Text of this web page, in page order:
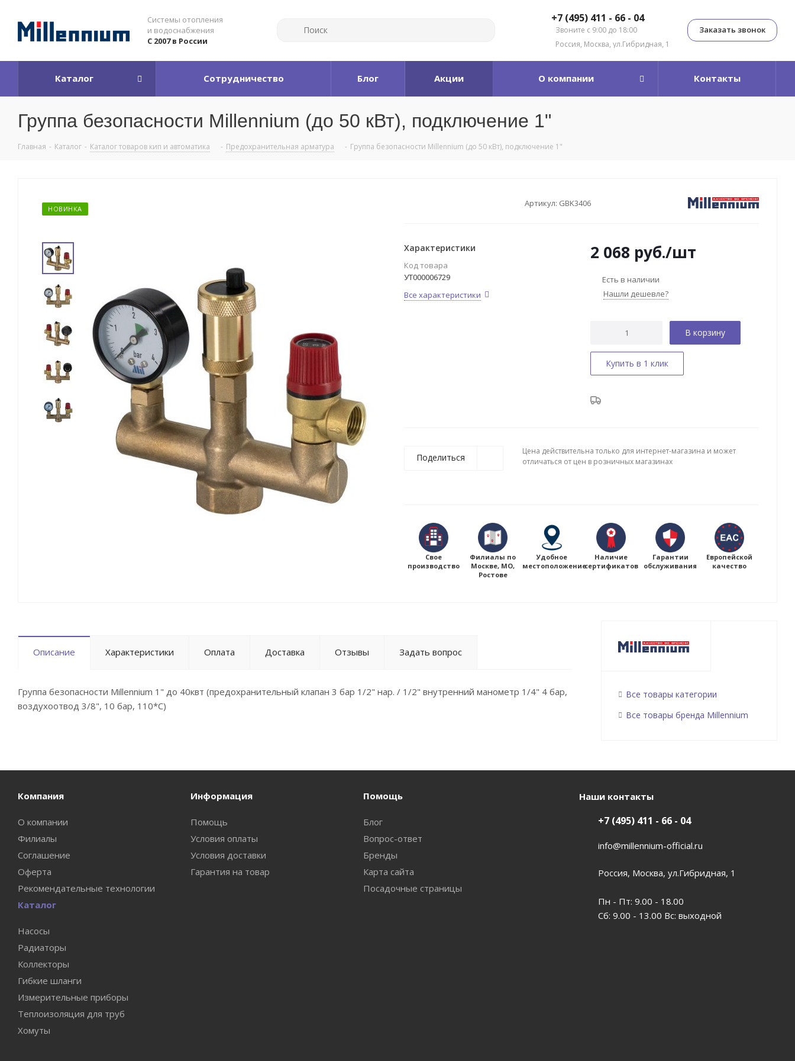
Системы отопления
и водоснабжения
С 2007 в России
+7 (495) 411 - 66 - 04
Звоните с 9:00 до 18:00
Россия, Москва, ул.Гибридная, 1
Заказать звонок
Каталог Сотрудничество Блог Акции О компании Контакты
Группа безопасности Millennium (до 50 кВт), подключение 1"
Главная - Каталог - Каталог товаров кип и автоматика - Предохранительная арматура - Группа безопасности Millennium (до 50 кВт), подключение 1"
НОВИНКА
Артикул: GBK3406
Характеристики
Код товара
УТ000006729
Все характеристики
2 068 руб./шт
Есть в наличии
Нашли дешевле?
В корзину
Купить в 1 клик
Поделиться
Цена действительна только для интернет-магазина и может
отличаться от цен в розничных магазинах
Свое
производство
Филиалы по
Москве, МО,
Ростове
Удобное
местоположение
Наличие
сертификатов
Гарантии
обслуживания
Европейской
качество
Описание Характеристики Оплата Доставка Отзывы Задать вопрос
Группа безопасности Millennium 1" до 40квт (предохранительный клапан 3 бар 1/2" нар. / 1/2" внутренний манометр 1/4" 4 бар,
воздухоотвод 3/8", 10 бар, 110*С)
Все товары категории
Все товары бренда Millennium
Компания
О компании
Филиалы
Соглашение
Оферта
Рекомендательные технологии
Информация
Помощь
Условия оплаты
Условия доставки
Гарантия на товар
Помощь
Блог
Вопрос-ответ
Бренды
Карта сайта
Посадочные страницы
Каталог
Насосы
Радиаторы
Коллекторы
Гибкие шланги
Измерительные приборы
Теплоизоляция для труб
Хомуты
Наши контакты
+7 (495) 411 - 66 - 04
info@millennium-official.ru
Россия, Москва, ул.Гибридная, 1
Пн - Пт: 9.00 - 18.00
Сб: 9.00 - 13.00 Вс: выходной